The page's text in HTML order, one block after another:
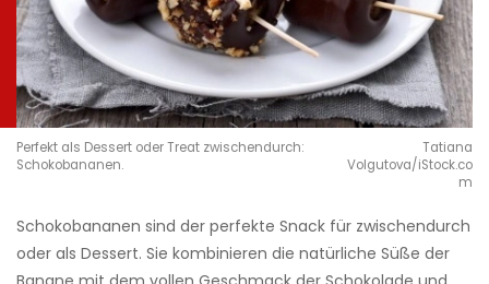
Perfekt als Dessert oder Treat zwischendurch:
Schokobananen.
Tatiana
Volgutova/iStock.co
m
Schokobananen sind der perfekte Snack für zwischendurch
oder als Dessert. Sie kombinieren die natürliche Süße der